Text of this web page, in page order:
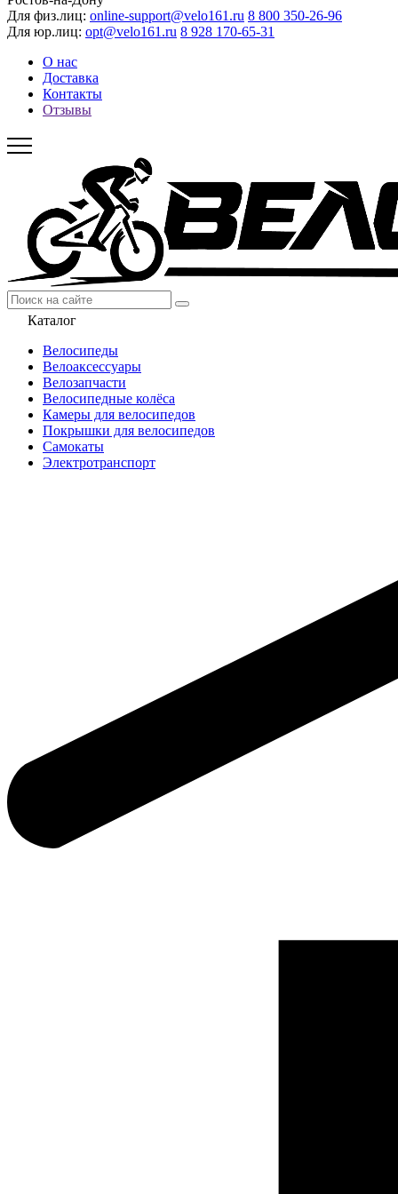
Для физ.лиц: online-support@velo161.ru 8 800 350-26-96
Для юр.лиц: opt@velo161.ru 8 928 170-65-31
О нас
Доставка
Контакты
Отзывы
Каталог
Велосипеды
Велоаксессуары
Велозапчасти
Велосипедные колёса
Камеры для велосипедов
Покрышки для велосипедов
Самокаты
Электротранспорт